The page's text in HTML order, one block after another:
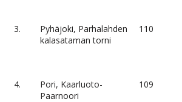
3.
Pyhäjoki, Parhalahden
kalasataman torni
110
4.
Pori, Kaarluoto-
Paarnoori
109